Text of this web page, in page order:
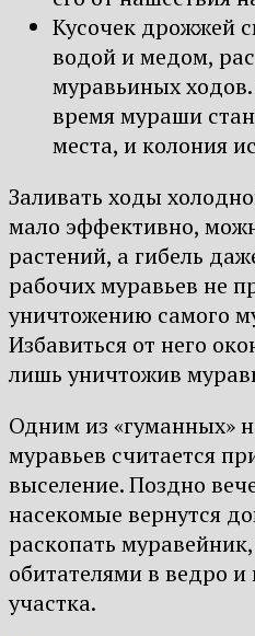
Кусочек дрожжей
водой и медом,
муравьиных
время мураши
места, и колония
Заливать ходы
мало эффективно,
растений, а гибель
рабочих муравьев не
уничтожению самого
Избавиться от него
лишь уничтожив
Одним из «гуманных»
муравьев считается
выселение. Поздно
насекомые вернутся
раскопать
обитателями в ведро
участка.